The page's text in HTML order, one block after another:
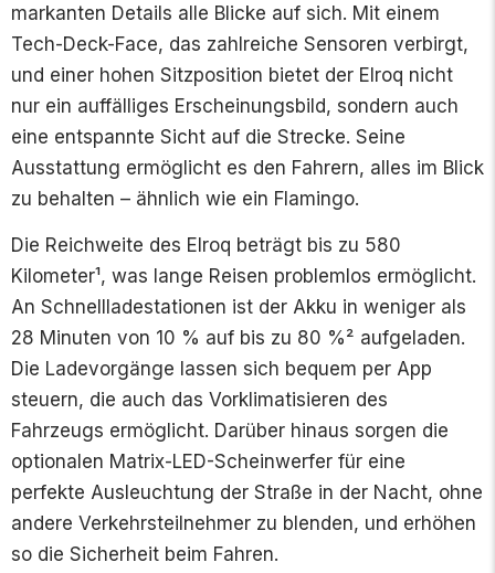
markanten Details alle Blicke auf sich. Mit einem
Tech-Deck-Face, das zahlreiche Sensoren verbirgt,
und einer hohen Sitzposition bietet der Elroq nicht
nur ein auffälliges Erscheinungsbild, sondern auch
eine entspannte Sicht auf die Strecke. Seine
Ausstattung ermöglicht es den Fahrern, alles im Blick
zu behalten – ähnlich wie ein Flamingo.
Die Reichweite des Elroq beträgt bis zu 580
Kilometer¹, was lange Reisen problemlos ermöglicht.
An Schnellladestationen ist der Akku in weniger als
28 Minuten von 10 % auf bis zu 80 %² aufgeladen.
Die Ladevorgänge lassen sich bequem per App
steuern, die auch das Vorklimatisieren des
Fahrzeugs ermöglicht. Darüber hinaus sorgen die
optionalen Matrix-LED-Scheinwerfer für eine
perfekte Ausleuchtung der Straße in der Nacht, ohne
andere Verkehrsteilnehmer zu blenden, und erhöhen
so die Sicherheit beim Fahren.